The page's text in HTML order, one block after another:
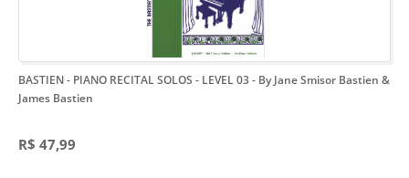
BASTIEN - PIANO RECITAL SOLOS - LEVEL 03- By Jane Smisor Bastien &
James Bastien
R$ 47,99